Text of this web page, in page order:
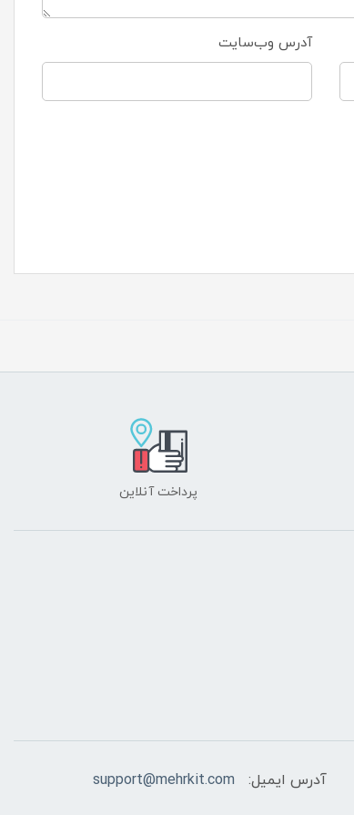
آدرس وب‌سایت
پرداخت آنلاین
آدرس ایمیل: support@mehrkit.com